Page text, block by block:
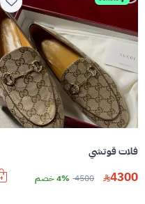
فلات قوتشي
4300
4500 4% خصم